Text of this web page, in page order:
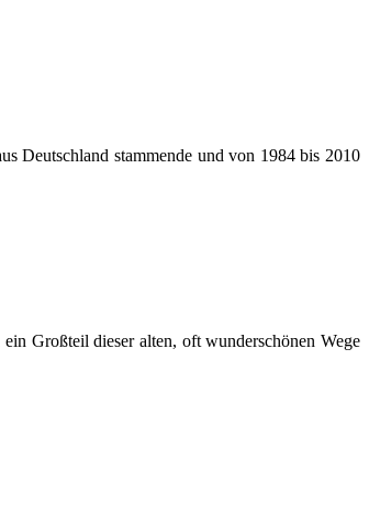
Deutschland stammende und von 1984 bis 2010
Großteil dieser alten, oft wunderschönen Wege